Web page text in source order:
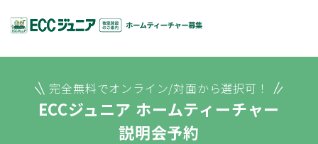
完全無料でオンライン/対面から選択可！
ECCジュニア ホームティーチャー
説明会予約